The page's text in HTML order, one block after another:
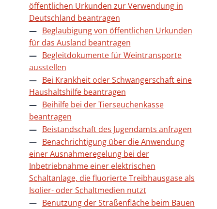
öffentlichen Urkunden zur Verwendung in
Deutschland beantragen
Beglaubigung von öffentlichen Urkunden
für das Ausland beantragen
Begleitdokumente für Weintransporte
ausstellen
Bei Krankheit oder Schwangerschaft eine
Haushaltshilfe beantragen
Beihilfe bei der Tierseuchenkasse
beantragen
Beistandschaft des Jugendamts anfragen
Benachrichtigung über die Anwendung
einer Ausnahmeregelung bei der
Inbetriebnahme einer elektrischen
Schaltanlage, die fluorierte Treibhausgase als
Isolier- oder Schaltmedien nutzt
Benutzung der Straßenfläche beim Bauen